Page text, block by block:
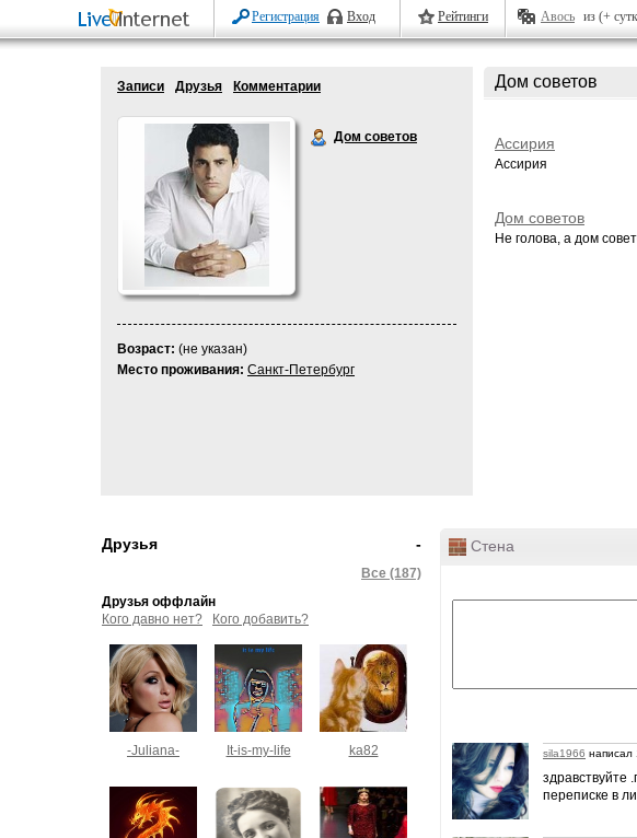
Регистрация Вход Рейтинги Авось из (+
Записи Друзья Комментарии
Дом советов
Возраст: (не указан)
Место проживания: Санкт-Петербург
Дом советов
Ассирия
Ассирия
Дом советов
Не голова, а дом
-
Друзья
Все (187)
Друзья оффлайн
Кого давно нет?
Кого добавить?
-Juliana- It-is-my-life ka82
Стена
sila1966 написал
здравствуйте
переписке в